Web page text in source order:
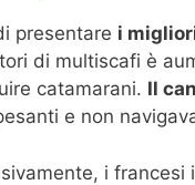
presentare i
di multiscafi è
catamarani. Il
e non
i